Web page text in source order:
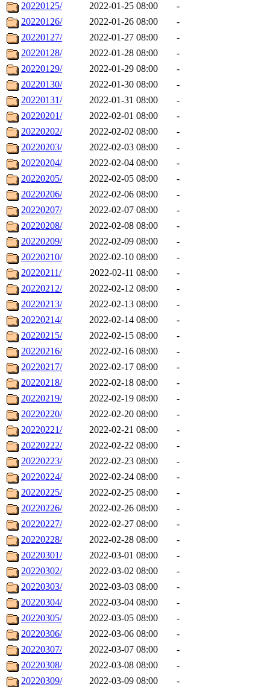
20220125/ 2022-01-25 08:00
-
20220126/
2022-01-26 08:00
-
20220127/
2022-01-27 08:00
-
20220128/
2022-01-28 08:00
-
20220129/
2022-01-29 08:00
-
20220130/
2022-01-30 08:00
-
20220131/
2022-01-31 08:00
-
20220201/
2022-02-01 08:00
-
20220202/
2022-02-02 08:00
-
20220203/
2022-02-03 08:00
-
20220204/
2022-02-04 08:00
-
20220205/
2022-02-05 08:00
-
20220206/
2022-02-06 08:00
-
20220207/
2022-02-07 08:00
-
20220208/
2022-02-08 08:00
-
20220209/
2022-02-09 08:00
-
20220210/
2022-02-10 08:00
-
20220211/
2022-02-11 08:00
-
20220212/
2022-02-12 08:00
-
20220213/
2022-02-13 08:00
-
20220214/
2022-02-14 08:00
-
20220215/
2022-02-15 08:00
-
20220216/
2022-02-16 08:00
-
20220217/
2022-02-17 08:00
-
20220218/
2022-02-18 08:00
-
20220219/
2022-02-19 08:00
-
20220220/
2022-02-20 08:00
-
20220221/
2022-02-21 08:00
-
20220222/
2022-02-22 08:00
-
20220223/
2022-02-23 08:00
-
20220224/
2022-02-24 08:00
-
20220225/
2022-02-25 08:00
-
20220226/
2022-02-26 08:00
-
20220227/
2022-02-27 08:00
-
20220228/
2022-02-28 08:00
-
20220301/
2022-03-01 08:00
-
20220302/
2022-03-02 08:00
-
20220303/
2022-03-03 08:00
-
20220304/
2022-03-04 08:00
-
20220305/
2022-03-05 08:00
-
20220306/
2022-03-06 08:00
-
20220307/
2022-03-07 08:00
-
20220308/
2022-03-08 08:00
-
20220309/
2022-03-09 08:00
-